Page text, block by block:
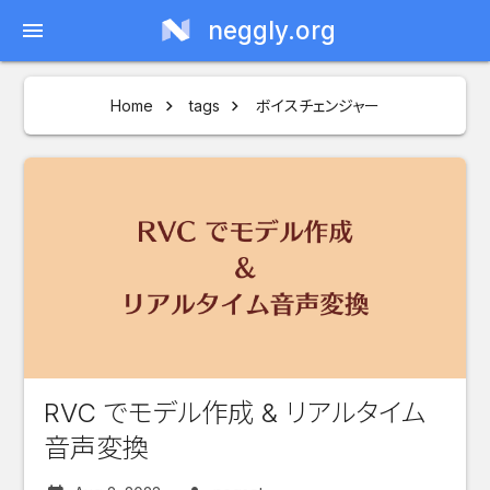
menu neggly.org
Home tags ボイスチェンジャー
RVC でモデル作成 & リアルタイム
音声変換